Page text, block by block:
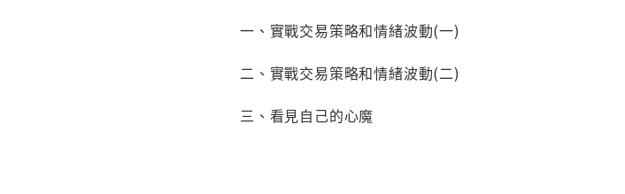
一、實戰交易策略和情緒波動(一)
二、實戰交易策略和情緒波動(二)
三、看見自己的心魔